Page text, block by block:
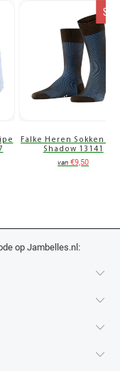
Sale
Falke Heren Sokken
Shadow 13141
van €9,50
op Jambelles.nl: